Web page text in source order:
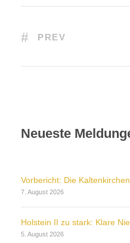
PREV
Neueste
Vorbericht: Die
7. August 2026
Holstein II zu stark: Klare
5. August 2026